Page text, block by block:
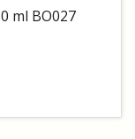
ml BO027